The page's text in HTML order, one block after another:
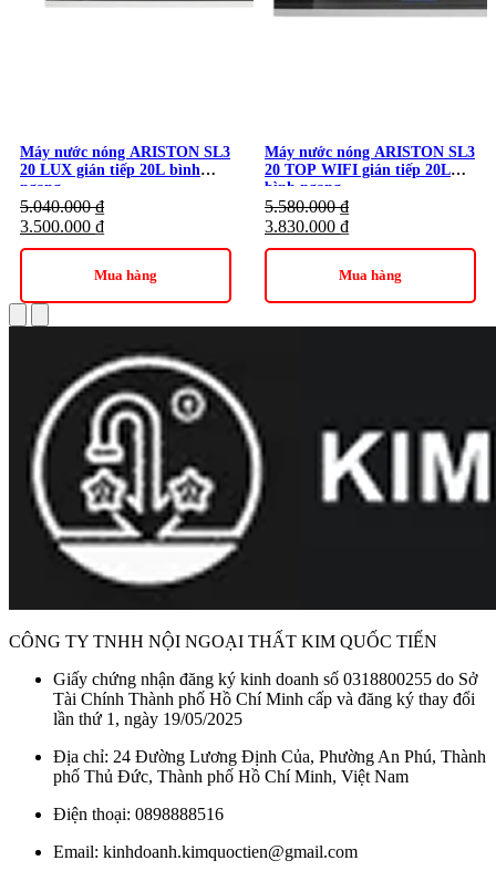
Bình nóng lạnh Ariston SLIM2 LUX-D 20 còn được trang bị màn
hình điều khiển cảm ứng hiện đại, hiển thị nhiệt độ chính xác đến
từng độ C
Kim Quốc Tiến
hân hạnh là nhà cung cấp các sản phẩm bình
nóng lạnh Ariston chính hãng, trong đó có model SLIM2
LUX-D 20 với nhiều ưu đãi hấp dẫn. Quý khách hàng quan
tâm và có nhu cầu, xin vui lòng liên hệ số điện thoại
Danh mục:Vật Liệu Nước/ Máy Nước Nóng/Máy Nước
Nóng Gián Tiếp/ Máy Gián Tiếp ARISTON
Nóng Ariston 20 Lít
Máy nước nóng ARISTON SL3
20 LUX gián tiếp 20L bình
ngang
5.040.000₫
3.500.000 ₫
Mua hàng
Máy nước nóng ARISTON SL3
20 TOP WIFI gián tiếp 20L
bình ngang
5.580.000₫
3.830.000 ₫
Mua hàng
CÔNG TY TNHH NỘI NGOẠI THẤT KIM QUỐC TIẾN
Giấy chứng nhận đăng ký kinh doanh số 0318800255 do Sở
Tài Chính Thành phố Hồ Chí Minh cấp và đăng ký thay đổi
lần thứ 1, ngày 19/05/2025
Địa chỉ: 24 Đường Lương Định Của, Phường An Phú, Thành
phố Thủ Đức, Thành phố Hồ Chí Minh, Việt Nam
Điện thoại: 0898888516
Email: kinhdoanh.kimquoctien@gmail.com